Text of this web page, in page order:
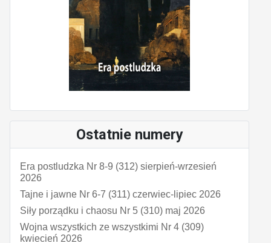
Ostatnie numery
Era postludzka Nr 8-9 (312) sierpień-wrzesień
2026
Tajne i jawne Nr 6-7 (311) czerwiec-lipiec 2026
Siły porządku i chaosu Nr 5 (310) maj 2026
Wojna wszystkich ze wszystkimi Nr 4 (309)
kwiecień 2026